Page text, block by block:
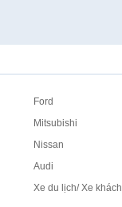
Ford
Mitsubishi
Nissan
Audi
Xe du lịch/ Xe khách